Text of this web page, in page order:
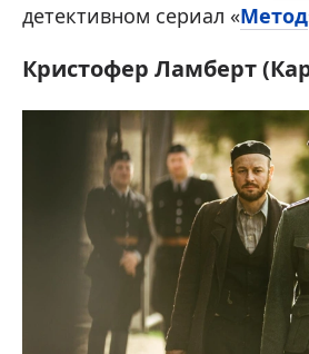
детективном сериал «Метод
Кристофер Ламберт